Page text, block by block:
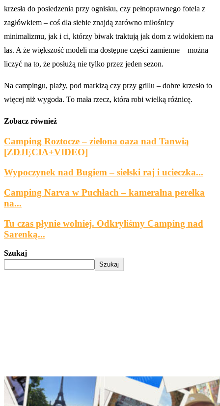
krzesła do posiedzenia przy ognisku, czy pełnoprawnego fotela z
zagłówkiem – coś dla siebie znajdą zarówno miłośnicy
minimalizmu, jak i ci, którzy biwak traktują jak dom z widokiem na
las. A że większość modeli ma dostępne części zamienne – można
liczyć na to, że posłużą nie tylko przez jeden sezon.
Na campingu, plaży, pod markizą czy przy grillu – dobre krzesło to
więcej niż wygoda. To mała rzecz, która robi wielką różnicę.
Zobacz również
Camping Roztocze – zielona oaza nad Tanwią
[ZDJĘCIA+VIDEO]
Wypoczynek nad Bugiem – sielski raj i ucieczka...
Camping Narva w Puchłach – kameralna perełka
na...
Tu czas płynie wolniej. Odkryliśmy Camping nad
Sarenką...
Szukaj
Szukaj